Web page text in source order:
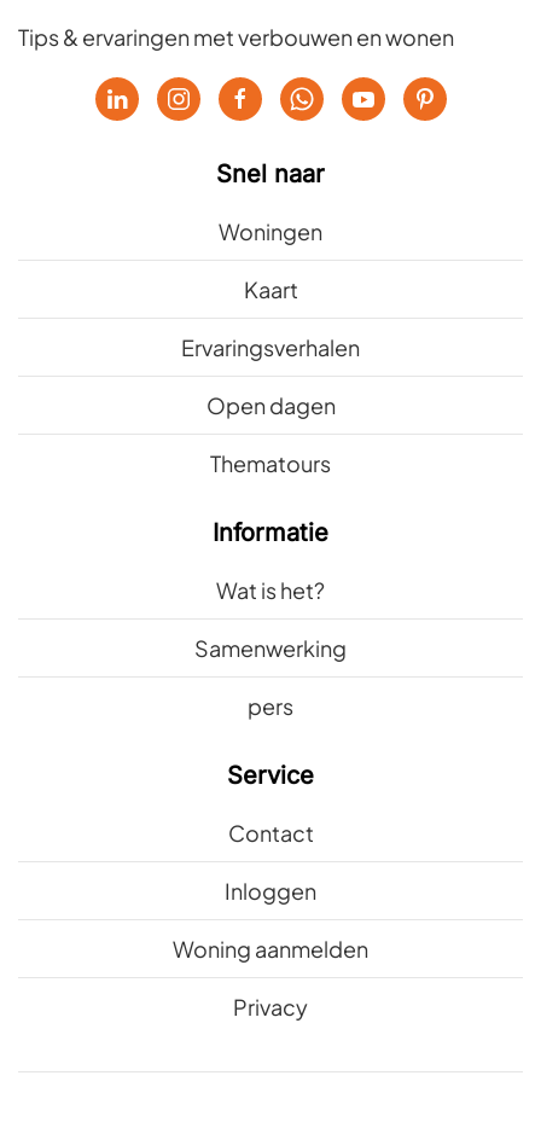
Tips & ervaringen met verbouwen en wonen
Snel naar
Woningen
Kaart
Ervaringsverhalen
Open dagen
Thematours
Informatie
Wat is het?
Samenwerking
pers
Service
Contact
Inloggen
Woning aanmelden
Privacy